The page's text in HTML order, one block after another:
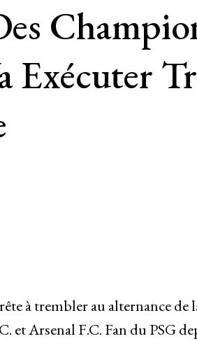
Exécuter
à trembler au alternance de
et Arsenal F.C. Fan du PSG